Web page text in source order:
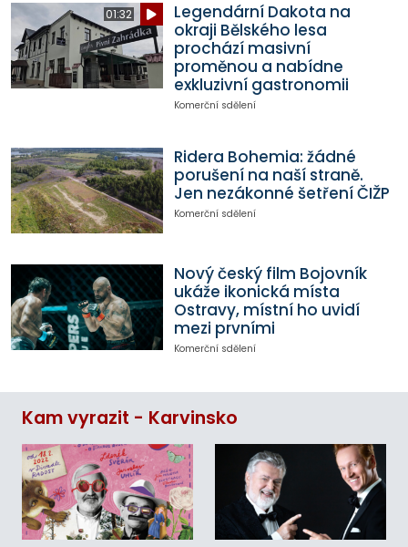
01:32
Legendární Dakota na
okraji Bělského lesa
prochází masivní
proměnou a nabídne
exkluzivní gastronomii
Komerční sdělení
Ridera Bohemia: žádné
porušení na naší straně.
Jen nezákonné šetření ČIŽP
Komerční sdělení
Nový český film Bojovník
ukáže ikonická místa
Ostravy, místní ho uvidí
mezi prvními
Komerční sdělení
Kam vyrazit - Karvinsko